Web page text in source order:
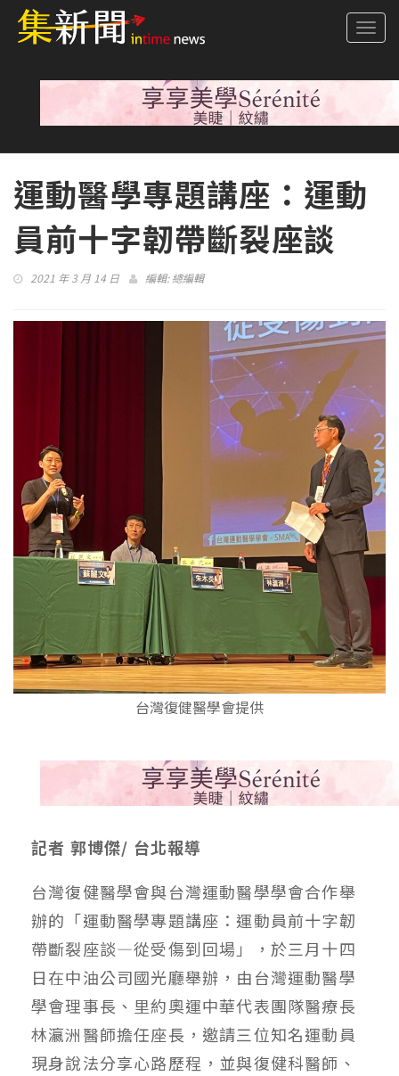
運動醫學專題講座：運動
員前十字韌帶斷裂座談
2021 年 3 月 14 日 編輯:總編輯
台灣復健醫學會提供
記者 郭博傑/ 台北報導
台灣復健醫學會與台灣運動醫學學會合作舉
辦的「運動醫學專題講座：運動員前十字韌
帶斷裂座談—從受傷到回場」，於三月十四
日在中油公司國光廳舉辦，由台灣運動醫學
學會理事長、里約奧運中華代表團隊醫療長
林瀛洲醫師擔任座長，邀請三位知名運動員
現身說法分享心路歷程，並與復健科醫師、